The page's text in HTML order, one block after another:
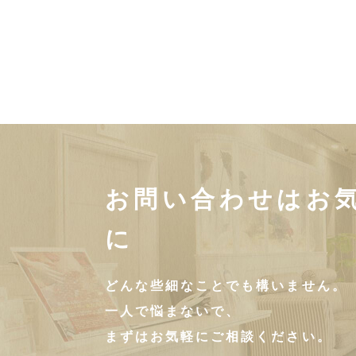
お問い合わせはお
に
どんな些細なことでも構いません。
一人で悩まないで、
まずはお気軽にご相談ください。